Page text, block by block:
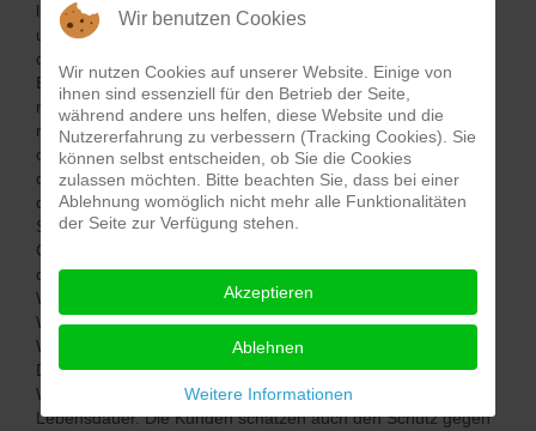
ll-
un
d
Ei
nb
ru
chschutz zeichnen Rollläden aus. Sie regulieren die Menge
des einfallenden Lichtes bis hin zur Abdunkelung, schützen
die Privatsphäre vor neugierigen Blicken, sperren den
Straßenlärm aus und lassen ungebetenen Gästen keine
Chance. Rollläden schützen auch wirksam vor Überhitzung
der Räume im Sommer und reduzieren die Heizkosten im
Winter durch Kältedämmung und Verhinderung von
Wärmeabfluss. Das Resultat: eine angenehme
Wohnatmosphäre von hoher Behaglichkeit!
Die Alu-Rollläden schützen die Fensterkonstruktion gegen
Witterungseinflüsse und verlängern auf diese Weise ihre
Lebensdauer. Die Kunden schätzen auch den Schutz gegen
Wir benutzen Cookies
Wir nutzen Cookies auf unserer Website. Einige von
ihnen sind essenziell für den Betrieb der Seite,
während andere uns helfen, diese Website und die
Nutzererfahrung zu verbessern (Tracking Cookies). Sie
können selbst entscheiden, ob Sie die Cookies
zulassen möchten. Bitte beachten Sie, dass bei einer
Ablehnung womöglich nicht mehr alle Funktionalitäten
der Seite zur Verfügung stehen.
Akzeptieren
Ablehnen
Weitere Informationen